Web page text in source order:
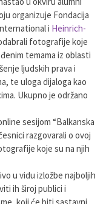
organizuje Fondacija
i Heinrich-
fotografije koje
temama iz oblasti
ljudskih prava i
te uloga dijaloga kao
Ukupno je održano
sesijom “Balkanska
razgovarali o ovoj
koje su na njih
u vidu izložbe najboljih
ih široj publici i